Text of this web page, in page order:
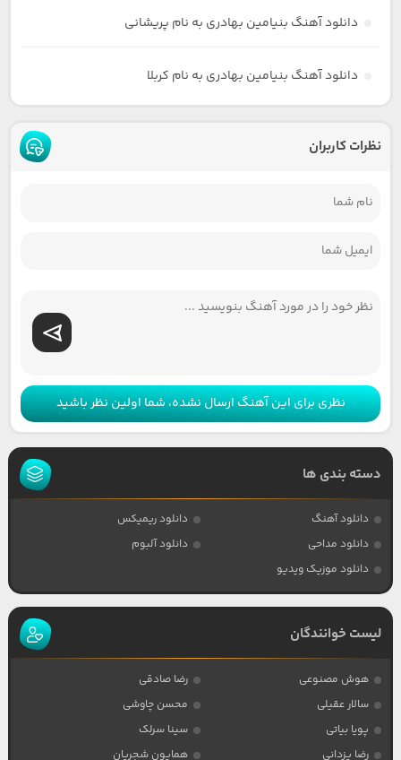
دانلود آهنگ بنیامین بهادری به نام پریشانی
دانلود آهنگ بنیامین بهادری به نام کربلا
نظرات کاربران
نظری برای این آهنگ ارسال نشده، شما اولین نظر باشید
دسته بندی ها
دانلود آهنگ
دانلود ریمیکس
دانلود مداحی
دانلود آلبوم
دانلود موزیک ویدیو
لیست خوانندگان
هوش مصنوعی
رضا صادقی
سالار عقیلی
محسن چاوشی
پویا بیاتی
سینا سرلک
رضا یزدانی
همایون شجریان